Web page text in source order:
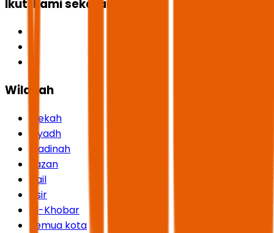
Ikuti kami sekarang
Wilayah
Mekah
Riyadh
Madinah
Jazan
Hail
Asir
Al-Khobar
Semua kota